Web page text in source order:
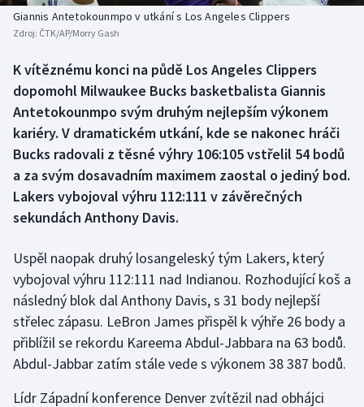
Boby a skeleton
Box
Curling
Dostihy
Florbal
Futsal
Golf
Gymnastika
Házená
AZ kvíz
Giannis Antetokounmpo v utkání s Los Angeles Clippers
Zdroj: ČTK/AP/Morry Gash
K vítěznému konci na půdě Los Angeles Clippers
dopomohl Milwaukee Bucks basketbalista Giannis
Antetokounmpo svým druhým nejlepším výkonem
kariéry. V dramatickém utkání, kde se nakonec hráči
Bucks radovali z těsné výhry 106:105 vstřelil 54 bodů
a za svým dosavadním maximem zaostal o jediný bod.
Lakers vybojoval výhru 112:111 v závěrečných
sekundách Anthony Davis.
Uspěl naopak druhý losangeleský tým Lakers, který
vybojoval výhru 112:111 nad Indianou. Rozhodující koš a
následný blok dal Anthony Davis, s 31 body nejlepší
střelec zápasu. LeBron James přispěl k výhře 26 body a
přiblížil se rekordu Kareema Abdul-Jabbara na 63 bodů.
Abdul-Jabbar zatím stále vede s výkonem 38 387 bodů.
Lídr Západní konference Denver zvítězil nad obhájci